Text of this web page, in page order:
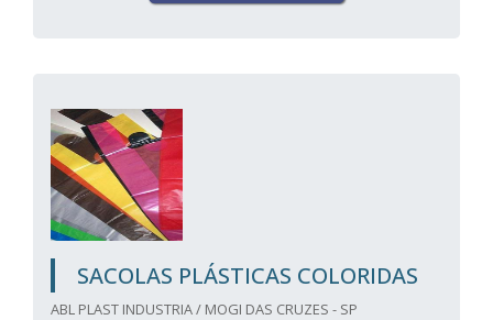
SACOLAS PLÁSTICAS COLORIDAS
ABL PLAST INDUSTRIA / MOGI DAS CRUZES - SP